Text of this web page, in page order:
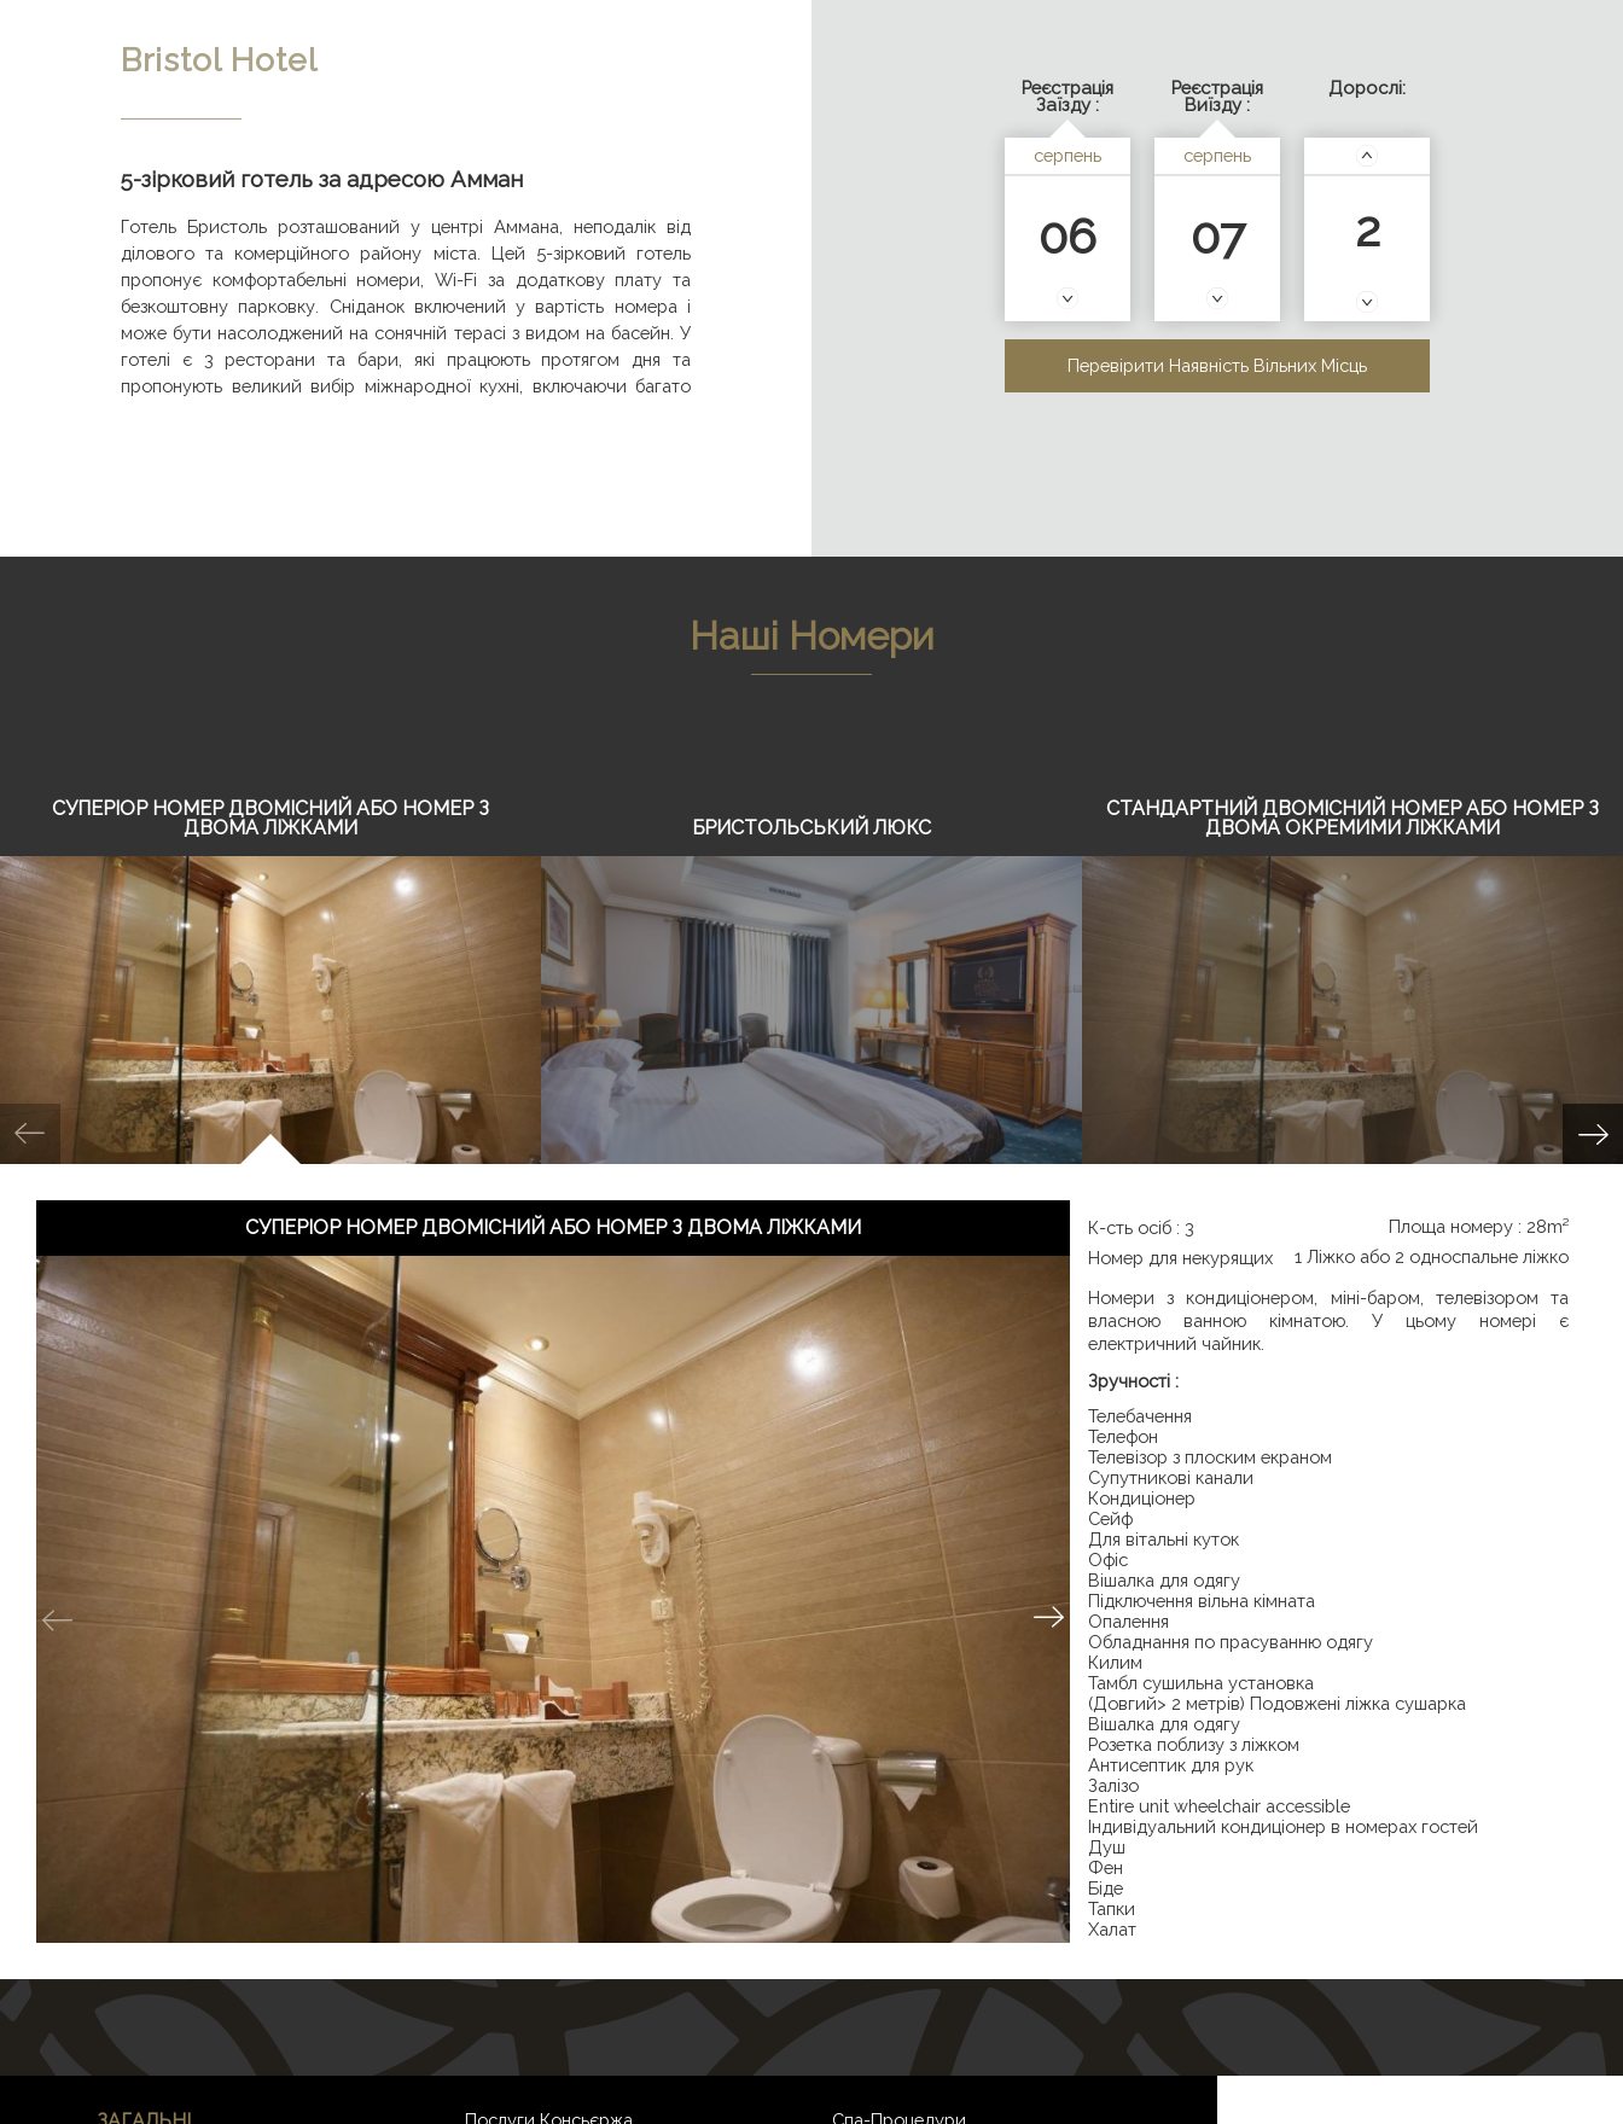
Bristol Hotel
5-зірковий готель за адресою Амман
Готель Бристоль розташований у центрі Аммана, неподалік від
ділового та комерційного району міста. Цей 5-зірковий готель
пропонує комфортабельні номери, Wi-Fi за додаткову плату та
безкоштовну парковку. Сніданок включений у вартість номера і
може бути насолоджений на сонячній терасі з видом на басейн. У
готелі є 3 ресторани та бари, які працюють протягом дня та
пропонують великий вибір міжнародної кухні, включаючи багато
2026-08-06 / 2026-08-07
Реєстрація
Заїзду :
серпень
06
Реєстрація
Виїзду :
серпень
07
Дорослі:
2
Наші Номери
СУПЕРІОР НОМЕР ДВОМІСНИЙ АБО НОМЕР З
ДВОМА ЛІЖКАМИ
БРИСТОЛЬСЬКИЙ ЛЮКС
СТАНДАРТНИЙ ДВОМІСНИЙ НОМЕР АБО НОМЕР З
ДВОМА ОКРЕМИМИ ЛІЖКАМИ
СУПЕРІОР НОМЕР ДВОМІСНИЙ АБО НОМЕР З ДВОМА ЛІЖКАМИ К-cть осіб : 3
Площа номеру : 28m²
Номер для некурящих
1 Ліжко або 2 односпальне ліжко
Номери з кондиціонером, міні-баром, телевізором та
власною ванною кімнатою. У цьому номері є
електричний чайник.
Зручності :
телебачення
Телефон
телевізор з плоским екраном
Супутникові канали
кондиціонер
Cейф
для вітальні куток
офіс
Вішалка для одягу
підключення вільна кімната
опалення
обладнання по прасуванню одягу
килим
Тамбл сушильна установка
(Довгий> 2 метрів) Подовжені ліжка сушарка
Вішалка для одягу
Розетка поблизу з ліжком
Антисептик для рук
Залізо
Entire unit wheelchair accessible
Індивідуальний кондиціонер в номерах гостей
душ
Фен
біде
тапки
халат
Безкоштовні туалетно-косметичні засоби
балкон
вид на місто
електрочайник
Послуги Консьєржа
Спа-Процедури